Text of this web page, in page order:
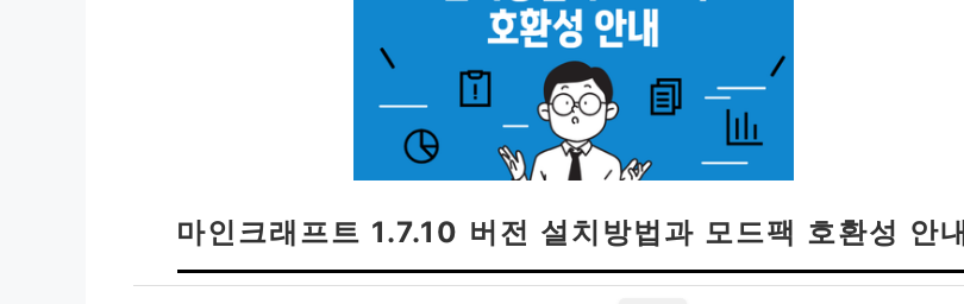
마인크래프트 1.7.10 버전 설치방법과 모드팩 호환성 안내